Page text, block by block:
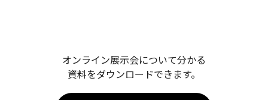
オンライン展示会について分かる
資料をダウンロードできます。